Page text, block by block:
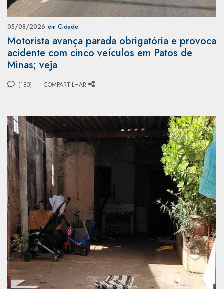
05/08/2026 em Cidade
Motorista avança parada obrigatória e provoca
acidente com cinco veículos em Patos de
Minas; veja
(180) COMPARTILHAR